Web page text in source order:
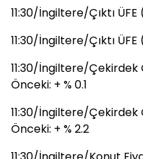
11:30/İngiltere/Çıktı
11:30/İngiltere/Çıktı
11:30/İngiltere/Çekirdek
Önceki: + % 0.1
11:30/İngiltere/Çekirdek
Önceki: + % 2.2